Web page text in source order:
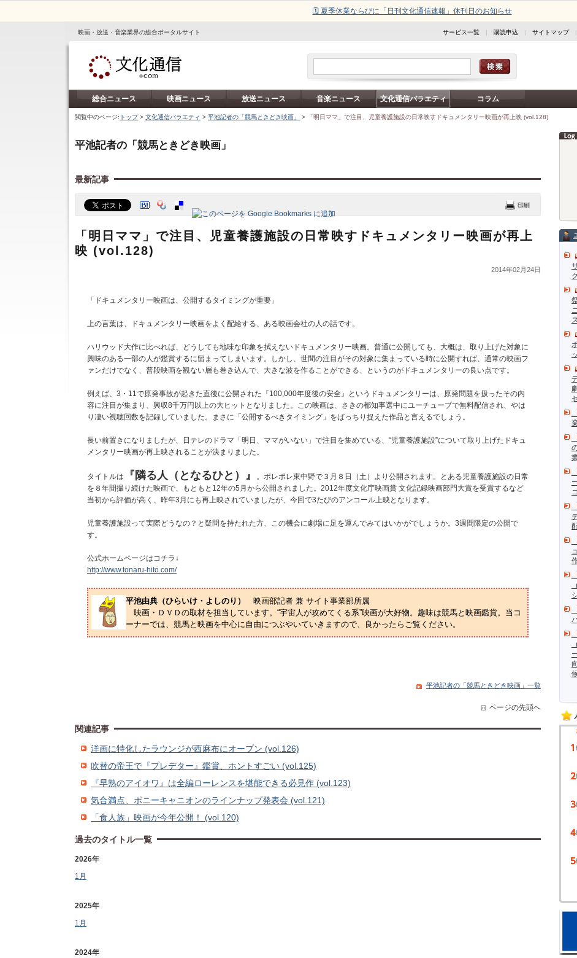
🗓️ 夏季休業ならびに「日刊文化通信速報」休刊日のお知らせ
映画・放送・音楽業界の総合ポータルサイト サービス一覧 | 購読申込 | サイトマップ
総合ニュース 映画ニュース 放送ニュース 音楽ニュース 文化通信バラエティ コラム
閲覧中のページ: トップ> 文化通信バラエティ > 平池記者の「競馬ときどき映画」 > 「明日ママ」で注目、児童養護施設の日常映すドキュメンタリー映画が再上映 (vol.128)
ク
平池記者の「競馬ときどき映画」
最新記事
「明日ママ」で注目、児童養護施設の日常映すドキュメンタリー映画が再上
映 (vol.128)
2014年02月24日
「ドキュメンタリー映画は、公開するタイミングが重要」
上の言葉は、ドキュメンタリー映画をよく配給する、ある映画会社の人の話です。
ハリウッド大作に比べれば、どうしても地味な印象を拭えないドキュメンタリー映画。普通に公開しても、大概は、取り上げた対象に
興味のある一部の人が鑑賞するに留まってしまいます。しかし、世間の注目がその対象に集まっている時に公開すれば、通常の映画フ
ァンだけでなく、普段映画を観ない層も巻き込んで、大きな波を作ることができる、というのがドキュメンタリーの良い点です。
例えば、3・11で原発事故が起きた直後に公開された『100,000年度後の安全』というドキュメンタリーは、原発問題を扱ったその内
容に注目が集まり、興収8千万円以上の大ヒットとなりました。この映画は、さきの都知事選中にユーチューブで無料配信され、やは
り凄い視聴回数を記録していました。まさに「公開するべきタイミング」をばっちり捉えた作品と言えるでしょう。
長い前置きになりましたが、日テレのドラマ「明日、ママがいない」で注目を集めている、“児童養護施設”について取り上げたドキュ
メンタリー映画が再上映されることが決まりました。
タイトルは 『隣る人（となるひと）』
。ポレポレ東中野で３月８日（土）より公開されます。とある児童養護施設の日常
を８年間撮り続けた映画で、もともと12年の5月から公開されました。2012年度文化庁映画賞 文化記録映画部門大賞を受賞するなど
当初から評価が高く、昨年3月にも再上映されていましたが、今回で3たびのアンコール上映となります。
児童養護施設って実際どうなの？と疑問を持たれた方、この機会に劇場に足を運んでみてはいかがでしょうか。3週間限定の公開で
す。
公式ホームページはコチラ↓
http://www.tonaru-hito.com/
平池由典（ひらいけ・よしのり） 映画部記者 兼 サイト事業部所属
映画・ＤＶＤの取材を担当しています。“宇宙人が攻めてくる系”映画が大好物。趣味は競馬と映画鑑賞。当コ
ーナーでは、競馬と映画を中心に自由につぶやいていきますので、良かったらご覧ください。
平池記者の「競馬ときどき映画」一覧
ページの先頭へ
関連記事
洋画に特化したラウンジが西麻布にオープン (vol.126)
吹替の帝王で『プレデター』鑑賞、ホントすごい (vol.125)
『早熟のアイオワ』は全編ローレンスを堪能できる必見作 (vol.123)
気合満点、ポニーキャニオンのラインナップ発表会 (vol.121)
「食人族」映画が今年公開！ (vol.120)
過去のタイトル一覧
2026年
1月
2025年
1月
2024年